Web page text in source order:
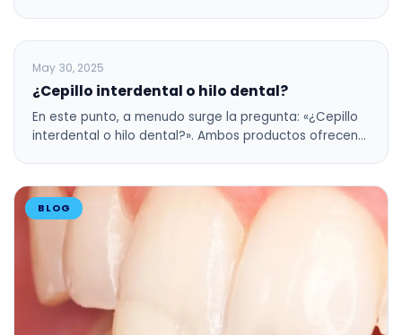
BLOG
May 30, 2025
¿Cepillo interdental o hilo dental?
En este punto, a menudo surge la pregunta: «¿Cepillo
interdental o hilo dental?». Ambos productos ofrecen…
BLOG